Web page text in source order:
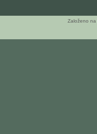
Založeno na